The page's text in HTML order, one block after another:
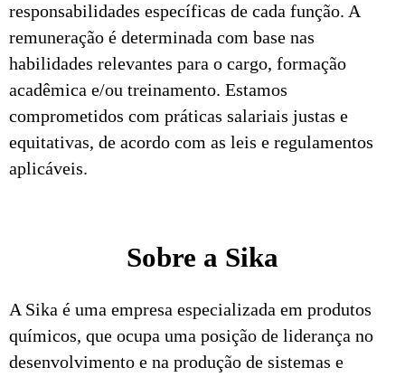
responsabilidades específicas de cada função. A
remuneração é determinada com base nas
habilidades relevantes para o cargo, formação
acadêmica e/ou treinamento. Estamos
comprometidos com práticas salariais justas e
equitativas, de acordo com as leis e regulamentos
aplicáveis.
Sobre a Sika
A Sika é uma empresa especializada em produtos
químicos, que ocupa uma posição de liderança no
desenvolvimento e na produção de sistemas e